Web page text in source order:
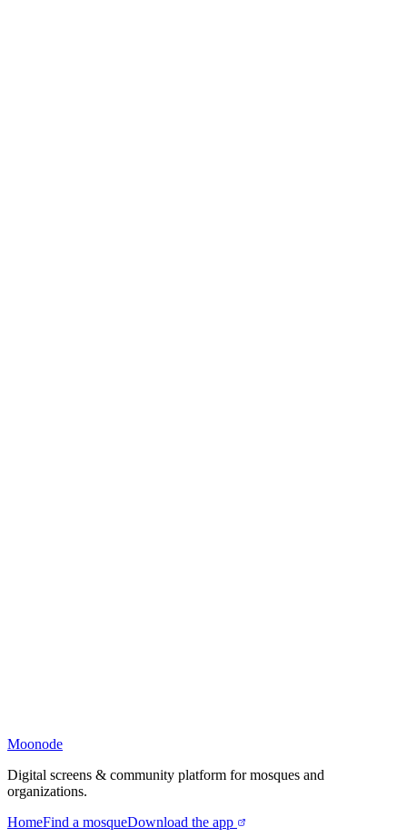
Moonode
Digital screens & community platform for mosques and
organizations.
HomeFind a mosqueDownload the app